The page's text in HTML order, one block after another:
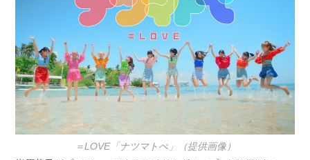
リ
＝LOVE「ナツマトぺ」（提供画像）